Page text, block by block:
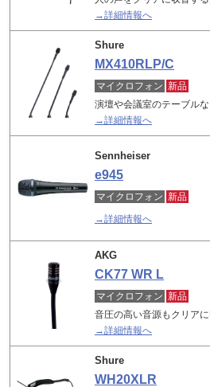
→詳細情報へ
Shure
MX410RLP/C
マイクロフォン 新品
演壇や会議室のテーブル
→詳細情報へ
Sennheiser
e945
マイクロフォン 新品
→詳細情報へ
AKG
CK77 WR L
マイクロフォン 新品
音圧の高い音源もクリア
→詳細情報へ
Shure
WH20XLR